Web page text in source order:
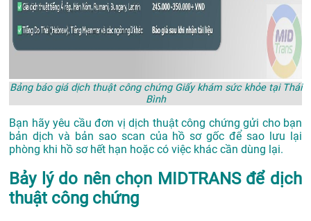
Bảng báo giá dịch thuật công chứng Giấy khám sức khỏe tại Thái
Bình
Bạn hãy yêu cầu đơn vị dịch thuật công chứng gửi cho bạn
bản dịch và bản sao scan của hồ sơ gốc để sao lưu lại
phòng khi hồ sơ hết hạn hoặc có việc khác cần dùng lại.
Bảy lý do nên chọn MIDTRANS để dịch
thuật công chứng